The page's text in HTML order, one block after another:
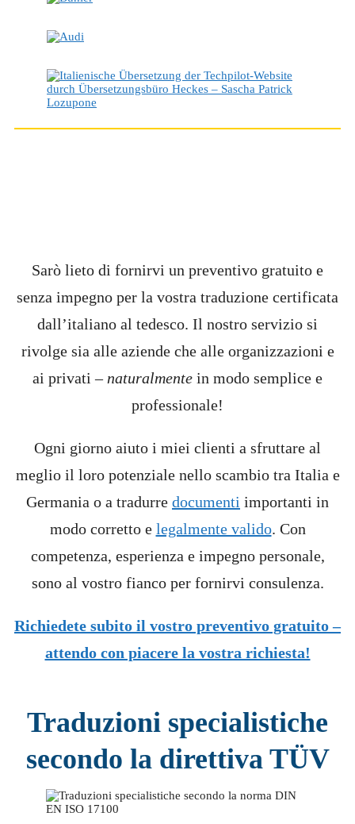
Sarò lieto di fornirvi un preventivo gratuito e
senza impegno per la vostra traduzione certificata
dall’italiano al tedesco. Il nostro servizio si
rivolge sia alle aziende che alle organizzazioni e
ai privati – naturalmente in modo semplice e
professionale!
Ogni giorno aiuto i miei clienti a sfruttare al
meglio il loro potenziale nello scambio tra Italia e
Germania o a tradurre documenti importanti in
modo corretto e legalmente valido. Con
competenza, esperienza e impegno personale,
sono al vostro fianco per fornirvi consulenza.
Richiedete subito il vostro preventivo gratuito –
attendo con piacere la vostra richiesta!
Traduzioni specialistiche
secondo la direttiva TÜV